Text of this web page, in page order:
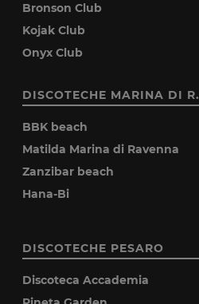
Bronson Club
Kojak Club
Onyx Club
DISCOTECHE MARINA DI R.
BBK beach
Matilda Marina di Ravenna
Zanzibar beach
Hana-Bi
DISCOTECHE PESARO
Discoteca Accademia